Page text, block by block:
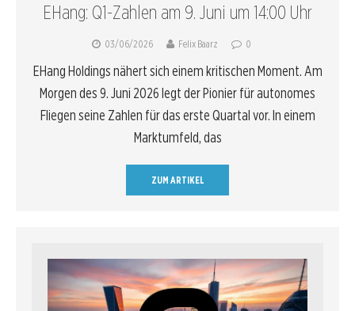
EHang: Q1-Zahlen am 9. Juni um 14:00 Uhr
03/06/2026 Felix Baarz 0
EHang Holdings nähert sich einem kritischen Moment. Am
Morgen des 9. Juni 2026 legt der Pionier für autonomes
Fliegen seine Zahlen für das erste Quartal vor. In einem
Marktumfeld, das
ZUM ARTIKEL